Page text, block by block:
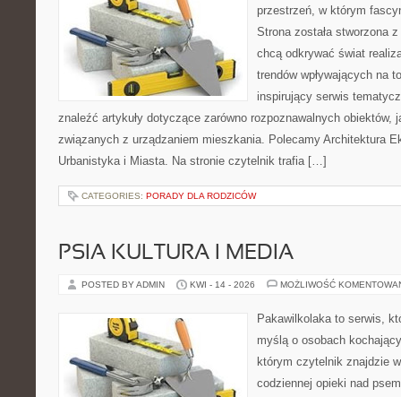
przestrzeń, w którym
Strona została stworzona
chcą odkrywać świat
trendów wpływających na
inspirujący serwis
znaleźć artykuły dotyczące zarówno rozpoznawalnych obiektów,
związanych z urządzaniem mieszkania. Polecamy Architektura
Urbanistyka i Miasta. Na stronie czytelnik trafia […]
CATEGORIES: PORADY DLA RODZICÓW
PSIA KULTURA I MEDIA
POSTED BY ADMIN KWI - 14 - 2026 MOŻLIWOŚĆ
Pakawilkolaka to serwis,
myślą o osobach
którym czytelnik znajdzie
codziennej opieki nad